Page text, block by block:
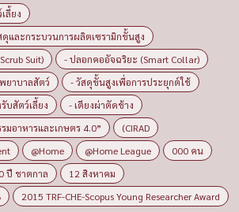
ลี้ยง
และกระบวนการผลิตเซรามิกขั้นสูง
Suit)
- ปลอกคออัจฉริยะ (Smart Collar)
ยาบาลสัตว์
- วัสดุขั้นสูงเพื่อการประยุกต์ใช้
บสัตว์เลี้ยง
- เตียงผ่าตัดช้าง
มอาหารและเกษตร 4.0”
(CIRAD
@Home @Home League
000 คน
ปี ชาตกาล
12 สิงหาคม
2015 TRF-CHE-Scopus Young Researcher Award